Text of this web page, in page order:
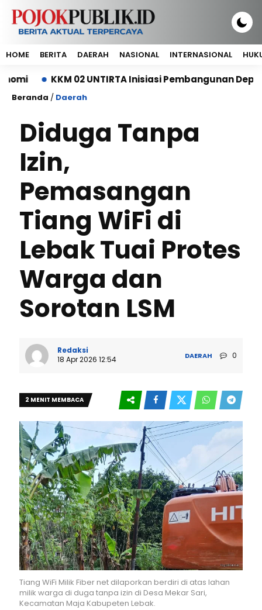
HOME BERITA DAERAH NASIONAL INTERNASIONAL
KKM 02 UNTIRTA Inisiasi Pembangunan Depo
Beranda / Daerah
Diduga Tanpa
Izin,
Pemasangan
Tiang WiFi di
Lebak Tuai Protes
Warga dan
Sorotan LSM
Redaksi
18 Apr 2026 12:54
DAERAH 0
2 MENIT MEMBACA
Tiang WiFi Milik Fiber net dilaporkan berdiri di atas lahan
milik warga di duga tanpa izin di Desa Mekar Sari,
Kecamatan Maja Kabupeten Lebak.